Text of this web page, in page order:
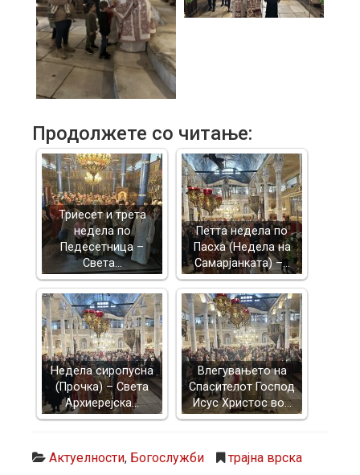
Продолжете со читање:
Триесет и трета
недела по
Педесетница –
Света…
Петта недела по
Пасха (Недела на
Самарјанката) –…
Недела сиропусна
(Прочка) – Света
Архиерејска…
Влегувањето на
Спасителот Господ
Исус Христос во…
Актуелности, Богослужби трајна врска